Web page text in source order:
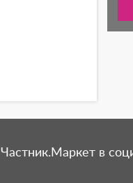
Частник.Маркет в